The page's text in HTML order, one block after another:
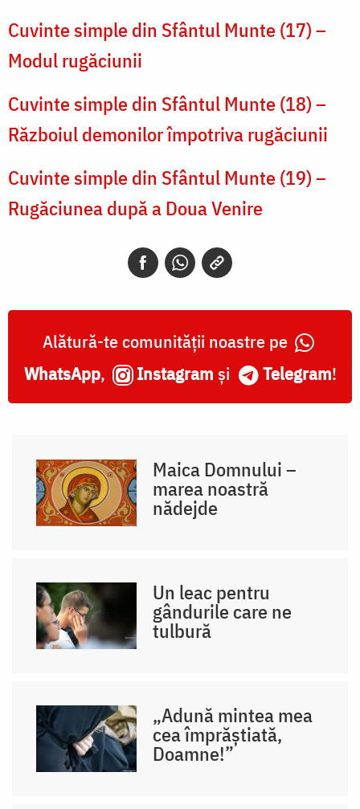
Cuvinte simple din Sfântul Munte (17) –
Modul rugăciunii
Cuvinte simple din Sfântul Munte (18) –
Războiul demonilor împotriva rugăciunii
Cuvinte simple din Sfântul Munte (19) –
Rugăciunea după a Doua Venire
Alătură-te comunității noastre pe
WhatsApp, Instagram și Telegram!
Maica Domnului –
marea noastră
nădejde
Un leac pentru
gândurile care ne
tulbură
„Adună mintea mea
cea împrăștiată,
Doamne!”